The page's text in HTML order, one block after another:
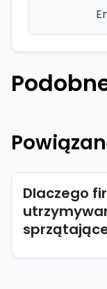
Dlaczego